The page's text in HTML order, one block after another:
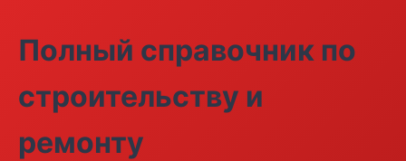
Полный справочник по
строительству и
ремонту